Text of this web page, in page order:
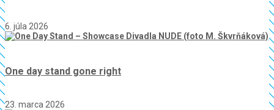
6. júla 2026
One day stand gone right
23. marca 2026